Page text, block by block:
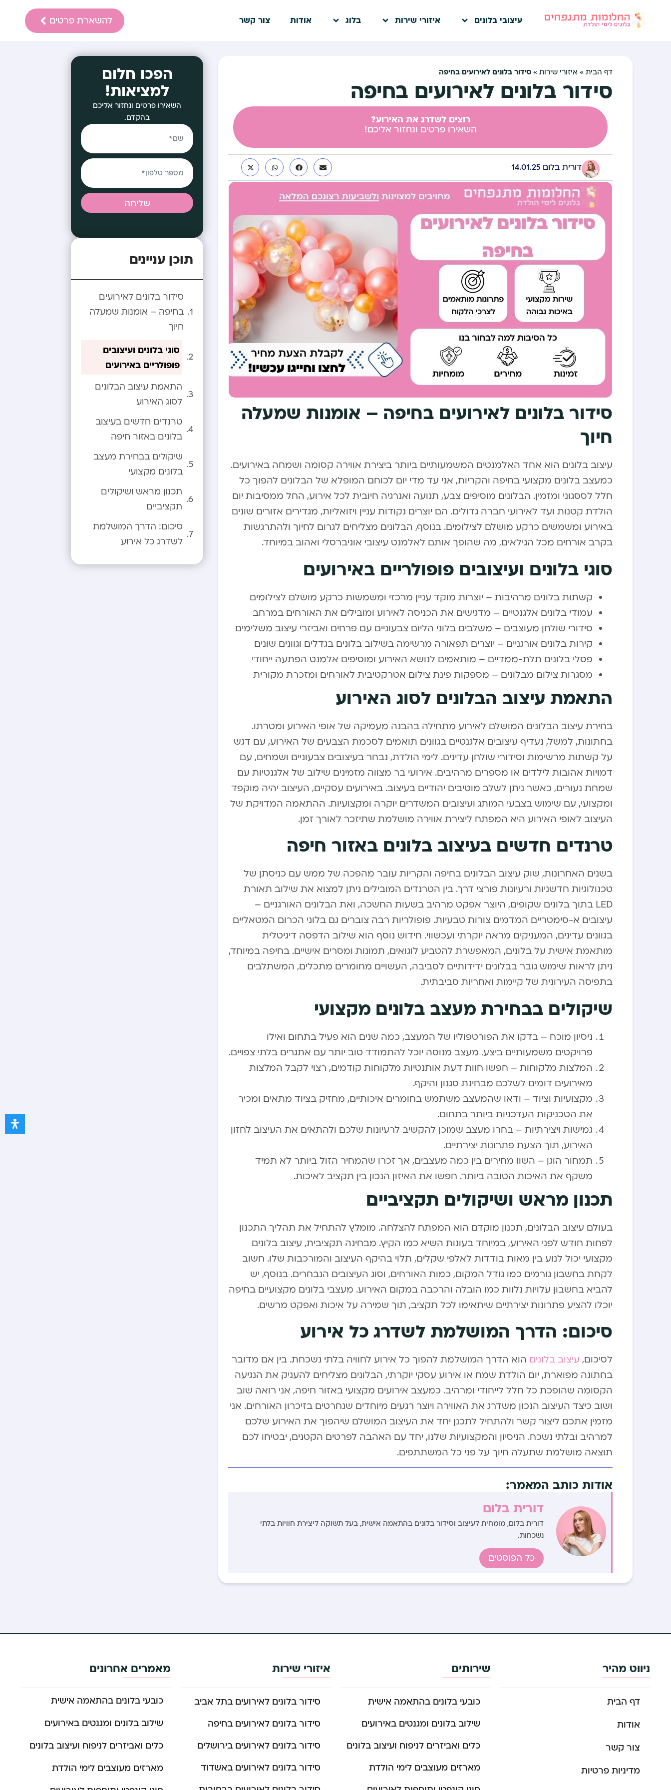
עיצובי בלונים איזורי שירות בלוג אודות צור קשר להשארת פרטים
דף הבית » איזורי שירות » סידור בלונים לאירועים בחיפה
סידור בלונים לאירועים בחיפה
רוצים לשדרג את האירוע?
השאירו פרטים ונחזור אליכם!
דורית בלום 14.01.25
סידור בלונים לאירועים בחיפה – אומנות שמעלה
חיוך
עיצוב בלונים הוא אחד האלמנטים המשמעותיים ביותר ביצירת אווירה קסומה ושמחה באירועים.
כמעצב בלונים מקצועי בחיפה והקריות, אני עד מדי יום לכוחם המופלא של הבלונים להפוך כל
חלל לססגוני ומזמין. הבלונים מוסיפים צבע, תנועה ואנרגיה חיובית לכל אירוע, החל ממסיבות יום
הולדת קטנות ועד לאירועי חברה גדולים. הם יוצרים נקודות עניין ויזואליות, מגדירים אזורים שונים
באירוע ומשמשים כרקע מושלם לצילומים. בנוסף, הבלונים מצליחים לגרום לחיוך ולהתרגשות
בקרב אורחים מכל הגילאים, מה שהופך אותם לאלמנט עיצובי אוניברסלי ואהוב במיוחד.
סוגי בלונים ועיצובים פופולריים באירועים
קשתות בלונים מרהיבות – יוצרות מוקד עניין מרכזי ומשמשות כרקע מושלם לצילומים
עמודי בלונים אלגנטיים – מדגישים את הכניסה לאירוע ומובילים את האורחים במרחב
סידורי שולחן מעוצבים – משלבים בלוני הליום צבעוניים עם פרחים ואביזרי עיצוב משלימים
קירות בלונים אורגניים – יוצרים תפאורה מרשימה בשילוב בלונים בגדלים וגוונים שונים
פסלי בלונים תלת-ממדיים – מותאמים לנושא האירוע ומוסיפים אלמנט הפתעה ייחודי
מסגרות צילום מבלונים – מספקות פינת צילום אטרקטיבית לאורחים ומזכרת מקורית
התאמת עיצוב הבלונים לסוג האירוע
בחירת עיצוב הבלונים המושלם לאירוע מתחילה בהבנה מעמיקה של אופי האירוע ומטרתו.
בחתונות, למשל, נעדיף עיצובים אלגנטיים בגוונים תואמים לסכמת הצבעים של האירוע, עם דגש
על קשתות מרשימות וסידורי שולחן עדינים. לימי הולדת, נבחר בעיצובים צבעוניים ושמחים, עם
דמויות אהובות לילדים או מספרים מרהיבים. אירועי בר מצווה מזמינים שילוב של אלגנטיות עם
שמחת נעורים, כאשר ניתן לשלב מוטיבים יהודיים בעיצוב. באירועים עסקיים, העיצוב יהיה מוקפד
ומקצועי, עם שימוש בצבעי המותג ועיצובים המשדרים יוקרה ומקצועיות. ההתאמה המדויקת של
העיצוב לאופי האירוע היא המפתח ליצירת אווירה מושלמת שתיזכר לאורך זמן.
טרנדים חדשים בעיצוב בלונים באזור חיפה
בשנים האחרונות, שוק עיצוב הבלונים בחיפה והקריות עובר מהפכה של ממש עם כניסתן של
טכנולוגיות חדשניות ורעיונות פורצי דרך. בין הטרנדים המובילים ניתן למצוא את שילוב תאורת
LED בתוך בלונים שקופים, היוצר אפקט מרהיב בשעות החשכה, ואת הבלונים האורגניים –
עיצובים א-סימטריים המדמים צורות טבעיות. פופולריות רבה צוברים גם בלוני הכרום המטאליים
בגוונים עדינים, המעניקים מראה יוקרתי ועכשווי. חידוש נוסף הוא שילוב הדפסה דיגיטלית
מותאמת אישית על בלונים, המאפשרת להטביע לוגואים, תמונות ומסרים אישיים. בחיפה במיוחד,
ניתן לראות שימוש גובר בבלונים ידידותיים לסביבה, העשויים מחומרים מתכלים, המשתלבים
בתפיסה העירונית של קיימות ואחריות סביבתית.
שיקולים בבחירת מעצב בלונים מקצועי
ניסיון מוכח – בדקו את הפורטפוליו של המעצב, כמה שנים הוא פעיל בתחום ואילו
פרויקטים משמעותיים ביצע. מעצב מנוסה יוכל להתמודד טוב יותר עם אתגרים בלתי צפויים.
המלצות מלקוחות – חפשו חוות דעת אותנטיות מלקוחות קודמים, רצוי לקבל המלצות
מאירועים דומים לשלכם מבחינת סגנון והיקף.
מקצועיות וציוד – ודאו שהמעצב משתמש בחומרים איכותיים, מחזיק בציוד מתאים ומכיר
את הטכניקות העדכניות ביותר בתחום.
גמישות ויצירתיות – בחרו מעצב שמוכן להקשיב לרעיונות שלכם ולהתאים את העיצוב לחזון
האירוע, תוך הצעת פתרונות יצירתיים.
תמחור הוגן – השוו מחירים בין כמה מעצבים, אך זכרו שהמחיר הזול ביותר לא תמיד
משקף את האיכות הטובה ביותר. חפשו את האיזון הנכון בין תקציב לאיכות.
תכנון מראש ושיקולים תקציביים
בעולם עיצוב הבלונים, תכנון מוקדם הוא המפתח להצלחה. מומלץ להתחיל את תהליך התכנון
לפחות חודש לפני האירוע, במיוחד בעונות השיא כמו הקיץ. מבחינה תקציבית, עיצוב בלונים
מקצועי יכול לנוע בין מאות בודדות לאלפי שקלים, תלוי בהיקף העיצוב והמורכבות שלו. חשוב
לקחת בחשבון גורמים כמו גודל המקום, כמות האורחים, וסוג העיצובים הנבחרים. בנוסף, יש
להביא בחשבון עלויות נלוות כמו הובלה והרכבה במקום האירוע. מעצבי בלונים מקצועיים בחיפה
יוכלו להציע פתרונות יצירתיים שיתאימו לכל תקציב, תוך שמירה על איכות ואפקט מרשים.
סיכום: הדרך המושלמת לשדרג כל אירוע
לסיכום, עיצוב בלונים הוא הדרך המושלמת להפוך כל אירוע לחוויה בלתי נשכחת. בין אם מדובר
בחתונה מפוארת, יום הולדת שמח או אירוע עסקי יוקרתי, הבלונים מצליחים להעניק את הנגיעה
הקסומה שהופכת כל חלל לייחודי ומרהיב. כמעצב אירועים מקצועי באזור חיפה, אני רואה שוב
ושוב כיצד העיצוב הנכון משדרג את האווירה ויוצר רגעים מיוחדים שנחרטים בזיכרון האורחים. אני
מזמין אתכם ליצור קשר ולהתחיל לתכנן יחד את העיצוב המושלם שיהפוך את האירוע שלכם
למרהיב ובלתי נשכח. הניסיון והמקצועיות שלנו, יחד עם האהבה לפרטים הקטנים, יבטיחו לכם
תוצאה מושלמת שתעלה חיוך על פני כל המשתתפים.
אודות כותב המאמר:
דורית בלום
דורית בלום, מומחית לעיצוב וסידור בלונים בהתאמה אישית, בעל תשוקה ליצירת חוויות בלתי
נשכחות.
כל הפוסטים
הפכו חלום
למציאות!
השאירו פרטים ונחזור אליכם
בהקדם.
שליחה
תוכן עניינים
סידור בלונים לאירועים
בחיפה – אומנות שמעלה
חיוך
סוגי בלונים ועיצובים
פופולריים באירועים
התאמת עיצוב הבלונים
לסוג האירוע
טרנדים חדשים בעיצוב
בלונים באזור חיפה
שיקולים בבחירת מעצב
בלונים מקצועי
תכנון מראש ושיקולים
תקציביים
סיכום: הדרך המושלמת
לשדרג כל אירוע
ניווט מהיר
דף הבית
אודות
צור קשר
מדיניות פרטיות
שירותים
כובעי בלונים בהתאמה אישית
שילוב בלונים ומגנטים באירועים
כלים ואביזרים לניפוח ועיצוב בלונים
מארזים מעוצבים לימי הולדת
איזורי שירות
סידור בלונים לאירועים בתל אביב
סידור בלונים לאירועים בחיפה
סידור בלונים לאירועים בירושלים
סידור בלונים לאירועים באשדוד
מאמרים אחרונים
כובעי בלונים בהתאמה אישית
שילוב בלונים ומגנטים באירועים
כלים ואביזרים לניפוח ועיצוב בלונים
מארזים מעוצבים לימי הולדת